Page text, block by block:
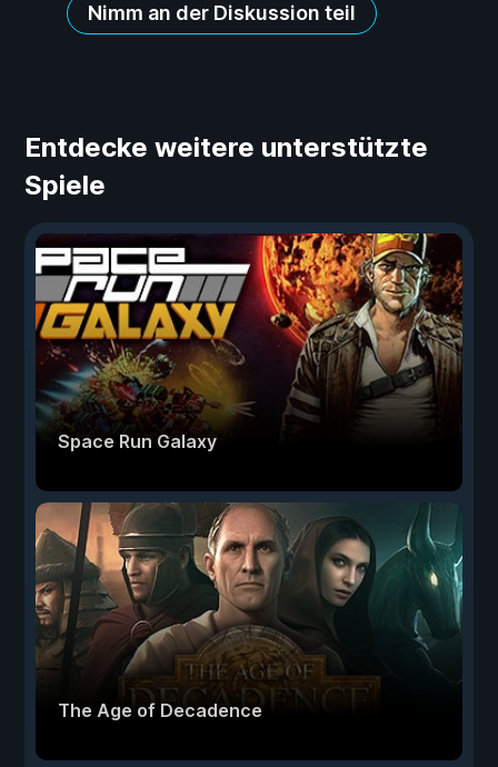
Nimm an der Diskussion teil
Entdecke weitere unterstützte
Spiele
Space Run Galaxy
The Age of Decadence